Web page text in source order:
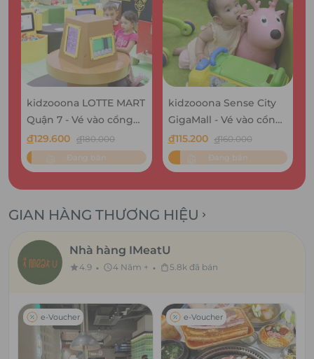
kidzooona LOTTE MART
Quận 7 - Vé vào cổng
khu vui chơi bao gồm
Lễ Tết
đ129.600 đ180.000
Đang bán
kidzooona Sense City
GigaMall - Vé vào cổng
khu vui chơi bao gồm
Lễ Tết
đ115.200 đ160.000
Đang bán
GIAN HÀNG THƯƠNG HIỆU chevron_right
Nhà hàng IMeatU
star4.9 • schedule4 Năm + • shopping_bag 5.8k đã bán
e-Voucher e-Voucher